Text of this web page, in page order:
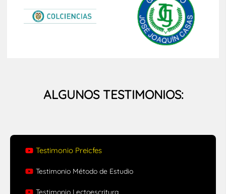
ALGUNOSTESTIMONIOS:
Testimonio Preicfes
Testimonio Método de Estudio
Testimonio Lectoescritura